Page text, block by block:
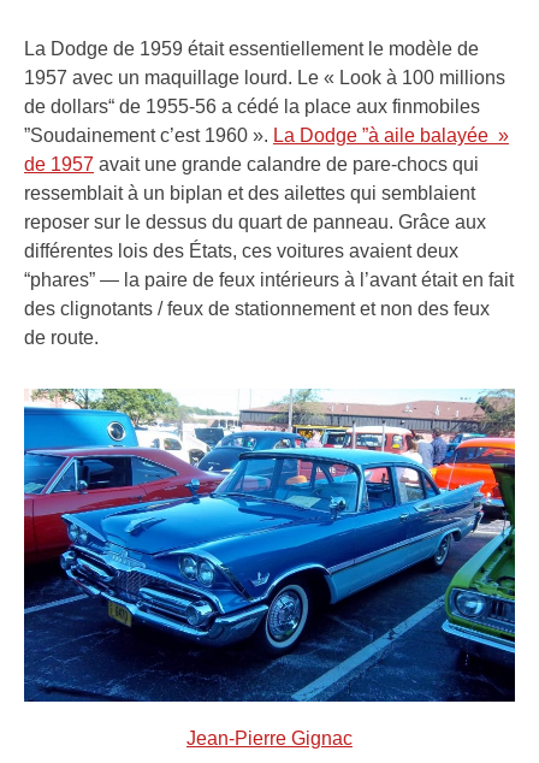
La Dodge de 1959 était essentiellement le modèle de
1957 avec un maquillage lourd. Le « Look à 100 millions
de dollars“ de 1955-56 a cédé la place aux finmobiles
”Soudainement c’est 1960 ». La Dodge ”à aile balayée »
de 1957 avait une grande calandre de pare-chocs qui
ressemblait à un biplan et des ailettes qui semblaient
reposer sur le dessus du quart de panneau. Grâce aux
différentes lois des États, ces voitures avaient deux
“phares” — la paire de feux intérieurs à l’avant était en fait
des clignotants / feux de stationnement et non des feux
de route.
Jean-Pierre Gignac